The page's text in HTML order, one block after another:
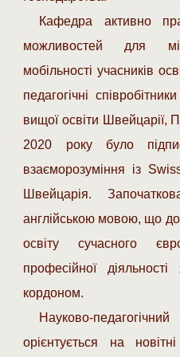
Кафедра активно
можливостей для
мобільності учасників
педагогічні
вищої освіти Швейцарії,
2020 року було
взаєморозуміння із
Швейцарія.
англійською мовою, що
освіту сучасного
професійної
кордоном.
Науково-
орієнтується на